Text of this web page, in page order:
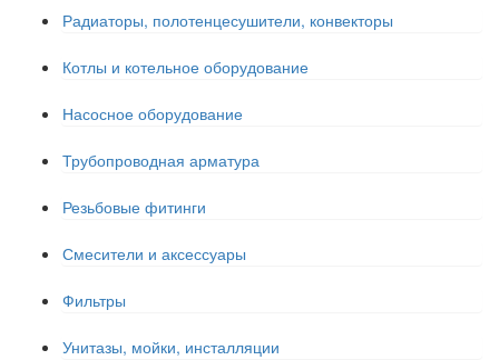
Радиаторы, полотенцесушители, конвекторы
Котлы и котельное оборудование
Насосное оборудование
Трубопроводная арматура
Резьбовые фитинги
Смесители и аксессуары
Фильтры
Унитазы, мойки, инсталляции